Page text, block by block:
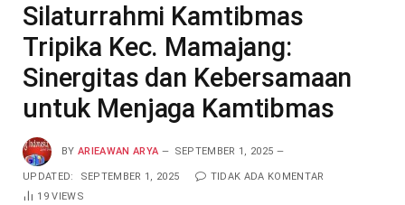
Silaturrahmi Kamtibmas
Tripika Kec. Mamajang:
Sinergitas dan Kebersamaan
untuk Menjaga Kamtibmas
BY ARIEAWAN ARYA SEPTEMBER 1, 2025
UPDATED: SEPTEMBER 1, 2025
TIDAK ADA KOMENTAR
19VIEWS